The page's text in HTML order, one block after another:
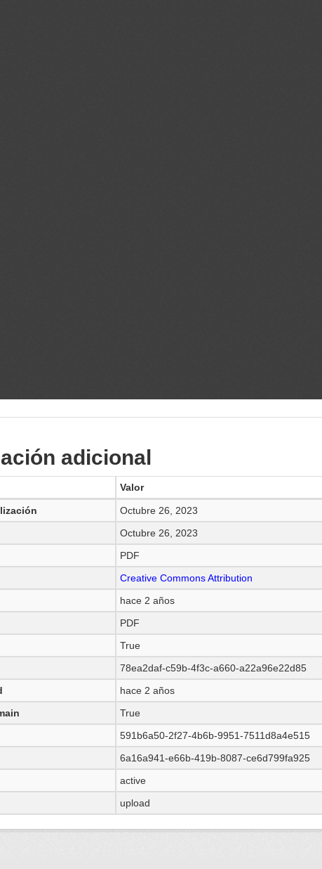
adicional
Valor
Octubre 26, 2023
Octubre 26, 2023
PDF
Creative Commons Attribution
hace 2 años
PDF
True
78ea2daf-c59b-4f3c-a660-a22a96e22d85
hace 2 años
True
591b6a50-2f27-4b6b-9951-7511d8a4e515
6a16a941-e66b-419b-8087-ce6d799fa925
active
upload